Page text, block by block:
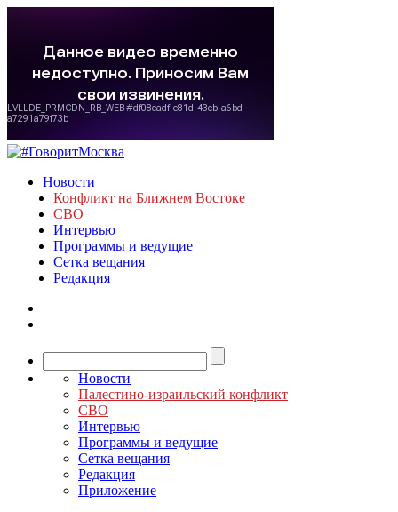
Новости
Конфликт на Ближнем Востоке
СВО
Интервью
Программы и ведущие
Сетка вещания
Редакция
Новости
Палестино-израильский конфликт
СВО
Интервью
Программы и ведущие
Сетка вещания
Редакция
Приложение